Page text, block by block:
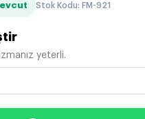
Stok Kodu: FM-921
yeterli.